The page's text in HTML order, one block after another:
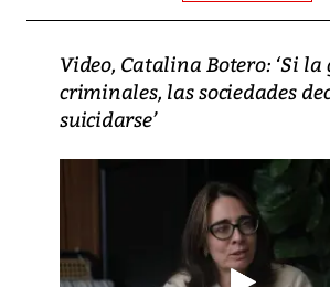
Video, Catalina Botero: ‘Si la
criminales, las sociedades
suicidarse’